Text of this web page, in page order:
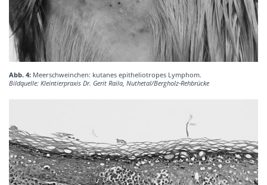
Abb. 4: Meerschweinchen: kutanes epitheliotropes Lymphom.
Bildquelle: Kleintierpraxis Dr. Gerit Raila, Nuthetal/Bergholz-Rehbrücke